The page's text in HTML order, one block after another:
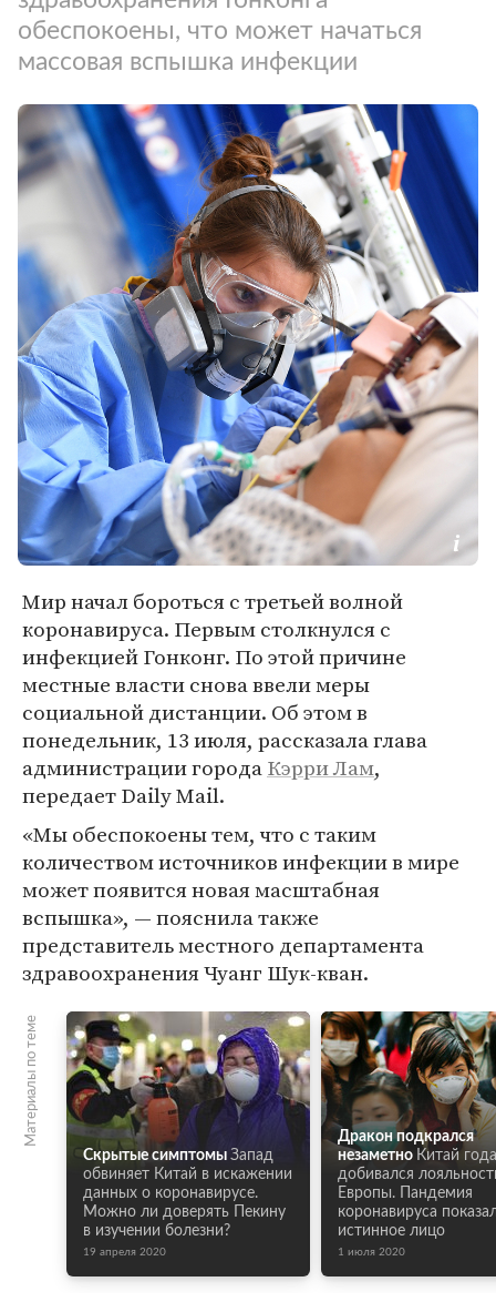
обеспокоены, что может начаться
массовая вспышка инфекции
Мир начал бороться с третьей волной
коронавируса. Первым столкнулся с
инфекцией Гонконг. По этой причине
местные власти снова ввели меры
социальной дистанции. Об этом в
понедельник, 13 июля, рассказала глава
администрации городаКэрри Лам,
передает Daily Mail.
«Мы обеспокоены тем, что с таким
количеством источников инфекции в мире
может появится новая масштабная
вспышка», — пояснила также
представитель местного департамента
здравоохранения Чуанг Шук-кван.
Материалы по теме
Скрытые симптомы Запад
обвиняет Китай в искажении
данных о коронавирусе.
Можно ли доверять Пекину
в изучении болезни?
19 апреля 2020
Дракон подкрался
незаметно Китай
добивался
Европы. Пандемия
коронавируса
истинное лицо
1 июля 2020